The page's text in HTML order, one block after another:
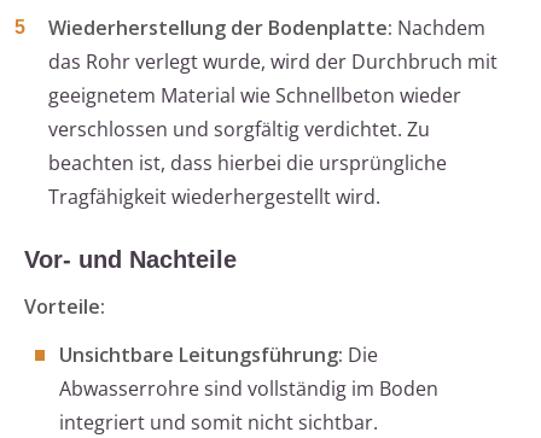
Wiederherstellung der Bodenplatte: Nachdem
das Rohr verlegt wurde, wird der Durchbruch mit
geeignetem Material wie Schnellbeton wieder
verschlossen und sorgfältig verdichtet. Zu
beachten ist, dass hierbei die ursprüngliche
Tragfähigkeit wiederhergestellt wird.
Vor- und Nachteile
Vorteile:
Unsichtbare Leitungsführung: Die
Abwasserrohre sind vollständig im Boden
integriert und somit nicht sichtbar.